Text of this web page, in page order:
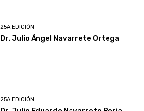
25A.EDICIÓN
Dr. Julio Ángel Navarrete Ortega
25A.EDICIÓN